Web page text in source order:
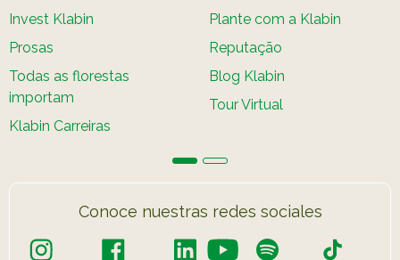
Invest Klabin
Prosas
Todas as florestas
importam
Klabin Carreiras
Plante com a Klabin
Reputação
Blog Klabin
Tour Virtual
Conoce nuestras redes sociales